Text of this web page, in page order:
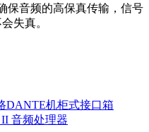
保音频的高保真传输，信号
失真。
DANTE机柜式接口箱
II 音频处理器